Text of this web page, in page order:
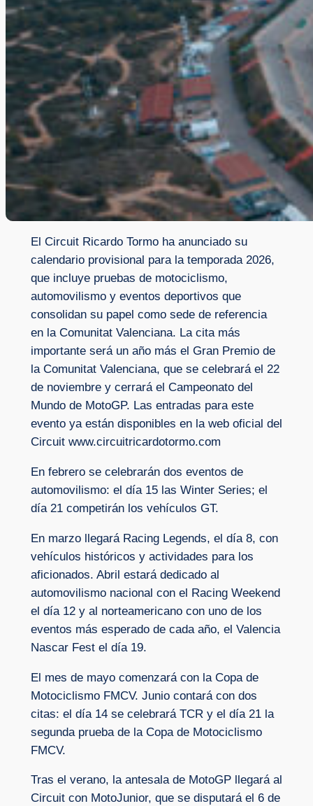
El Circuit Ricardo Tormo ha anunciado su
calendario provisional para la temporada 2026,
que incluye pruebas de motociclismo,
automovilismo y eventos deportivos que
consolidan su papel como sede de referencia
en la Comunitat Valenciana. La cita más
importante será un año más el Gran Premio de
la Comunitat Valenciana, que se celebrará el 22
de noviembre y cerrará el Campeonato del
Mundo de MotoGP. Las entradas para este
evento ya están disponibles en la web oficial del
Circuit www.circuitricardotormo.com
En febrero se celebrarán dos eventos de
automovilismo: el día 15 las Winter Series; el
día 21 competirán los vehículos GT.
En marzo llegará Racing Legends, el día 8, con
vehículos históricos y actividades para los
aficionados. Abril estará dedicado al
automovilismo nacional con el Racing Weekend
el día 12 y al norteamericano con uno de los
eventos más esperado de cada año, el Valencia
Nascar Fest el día 19.
El mes de mayo comenzará con la Copa de
Motociclismo FMCV. Junio contará con dos
citas: el día 14 se celebrará TCR y el día 21 la
segunda prueba de la Copa de Motociclismo
FMCV.
Tras el verano, la antesala de MotoGP llegará al
Circuit con MotoJunior, que se disputará el 6 de